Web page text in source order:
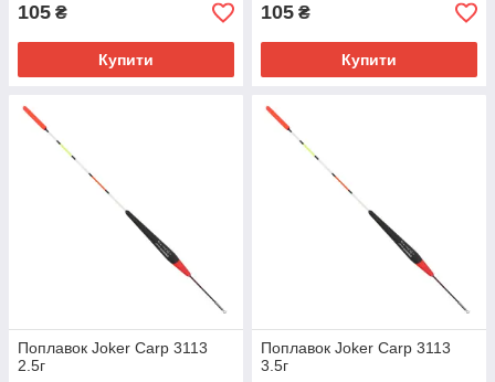
105 ₴
Купити
105 ₴
Купити
Поплавок Joker Carp 3113
2.5г
Поплавок Joker Carp 3113
3.5г